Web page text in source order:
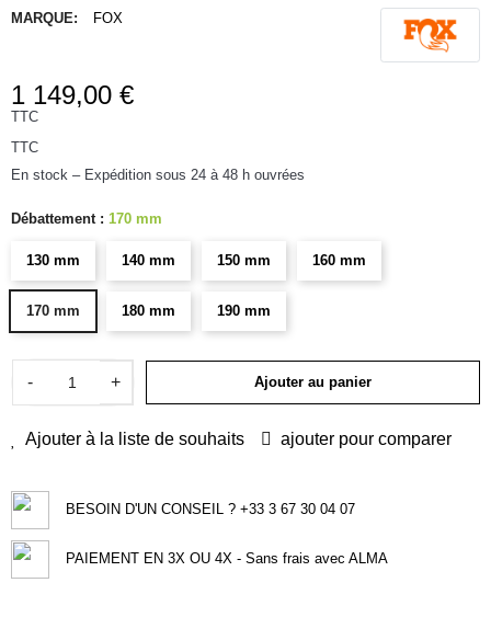
MARQUE: FOX
1 149,00 €
TTC
TTC
En stock – Expédition sous 24 à 48 h ouvrées
Débattement : 170 mm
130 mm 140 mm 150 mm 160 mm
170 mm 180 mm 190 mm
- + Ajouter au panier
Ajouter à la liste de souhaits ajouter pour comparer
BESOIN D'UN CONSEIL ? +33 3 67 30 04 07
PAIEMENT EN 3X OU 4X - Sans frais avec ALMA